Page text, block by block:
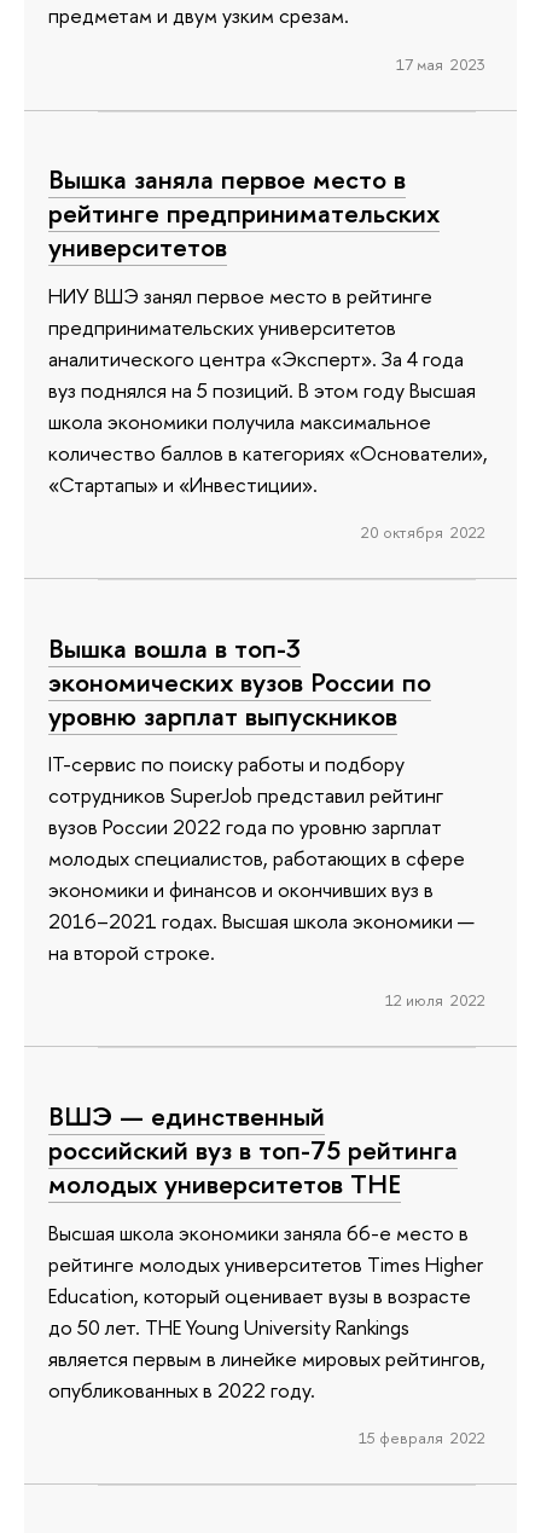
предметам и двум узким срезам.
17 мая 2023
Вышка заняла первое место в
рейтинге предпринимательских
университетов
НИУ ВШЭ занял первое место в рейтинге
предпринимательских университетов
аналитического центра «Эксперт». За 4 года
вуз поднялся на 5 позиций. В этом году Высшая
школа экономики получила максимальное
количество баллов в категориях «Основатели»,
«Стартапы» и «Инвестиции».
20 октября 2022
Вышка вошла в топ-3
экономических вузов России по
уровню зарплат выпускников
IT-сервис по поиску работы и подбору
сотрудников SuperJob представил рейтинг
вузов России 2022 года по уровню зарплат
молодых специалистов, работающих в сфере
экономики и финансов и окончивших вуз в
2016–2021 годах. Высшая школа экономики —
на второй строке.
12 июля 2022
ВШЭ — единственный
российский вуз в топ-75 рейтинга
молодых университетов ТНЕ
Высшая школа экономики заняла 66-е место в
рейтинге молодых университетов Times Higher
Education, который оценивает вузы в возрасте
до 50 лет. THE Young University Rankings
является первым в линейке мировых рейтингов,
опубликованных в 2022 году.
15 февраля 2022